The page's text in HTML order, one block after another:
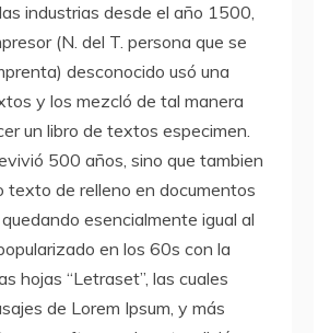
industrias desde el año 1500,
(N. del T. persona que se
desconocido usó una
y los mezcló de tal manera
un libro de textos especimen.
500 años, sino que tambien
texto de relleno en documentos
esencialmente igual al
en los 60s con la
hojas “Letraset”, las cuales
de Lorem Ipsum, y más